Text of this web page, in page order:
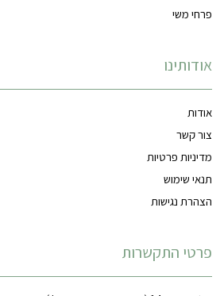
פרחי משי
אודותינו
אודות
צור קשר
מדיניות פרטיות
תנאי שימוש
הצהרת נגישות
פרטי התקשרות